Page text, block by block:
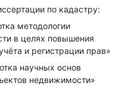
по кадастру:
методологии
в целях повышения
и регистрации прав»
научных основ
недвижимости»